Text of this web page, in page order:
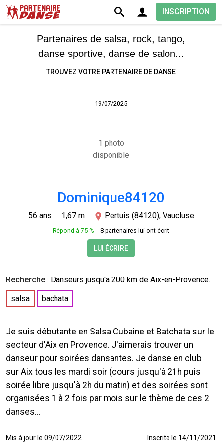
INSCRIPTION
Partenaires de salsa, rock, tango,
danse sportive, danse de salon...
TROUVEZ VOTRE PARTENAIRE DE DANSE
19/07/2025
1 photo
disponible
Dominique84120
56 ans 1,67 m Pertuis (84120), Vaucluse
Répond à 75 % 8 partenaires lui ont écrit
LUI ÉCRIRE
Recherche : Danseurs jusqu'à 200 km de Aix-en-Provence.
salsa
bachata
Je suis débutante en Salsa Cubaine et Batchata sur le
secteur d'Aix en Provence. J'aimerais trouver un
danseur pour soirées dansantes. Je danse en club
sur Aix tous les mardi soir (cours jusqu'à 21h puis
soirée libre jusqu'à 2h du matin) et des soirées sont
organisées 1 à 2 fois par mois sur le thème de ces 2
danses...
Mis à jour le 09/07/2022 Inscrite le 14/11/2021